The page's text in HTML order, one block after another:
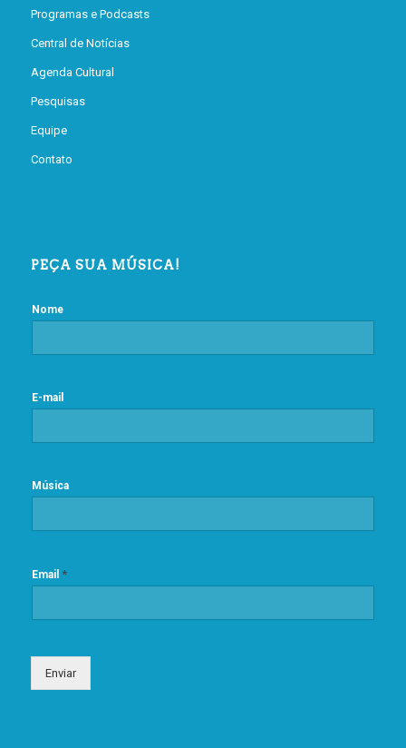
Programas e Podcasts
Central de Notícias
Agenda Cultural
Pesquisas
Equipe
Contato
PEÇA SUA MÚSICA!
Nome
E-mail
Música
Email *
Enviar